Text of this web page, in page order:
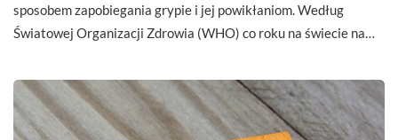
sposobem zapobiegania grypie i jej powikłaniom. Według
Światowej Organizacji Zdrowia (WHO) co roku na świecie na…